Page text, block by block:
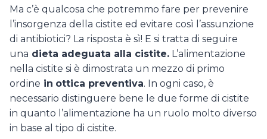
Ma c’è qualcosa che potremmo fare per prevenire
l’insorgenza della cistite ed evitare così l’assunzione
di antibiotici? La risposta è sì! E si tratta di seguire
una dieta adeguata alla cistite. L’alimentazione
nella cistite si è dimostrata un mezzo di primo
ordine in ottica preventiva. In ogni caso, è
necessario distinguere bene le due forme di cistite
in quanto l’alimentazione ha un ruolo molto diverso
in base al tipo di cistite.